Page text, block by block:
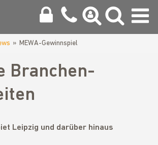
MEWA-Gewinnspiel
Branchen-
Leipzig und darüber hinaus